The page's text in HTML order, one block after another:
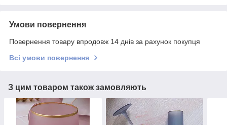
Умови повернення
Повернення товару впродовж 14 днів за рахунок покупця
Всі умови повернення
З цим товаром також замовляють